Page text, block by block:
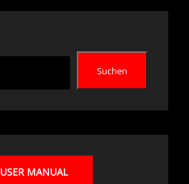
Suchen
USER MANUAL